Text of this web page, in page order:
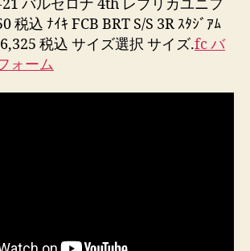
バルセロナ 4th レプリカユニフ
税込 ﾅｲｷ FCB BRT S/S 3R ｽﾀｼﾞｱﾑ
税込 サイズ選択 サイズ.fc バ
ォーム